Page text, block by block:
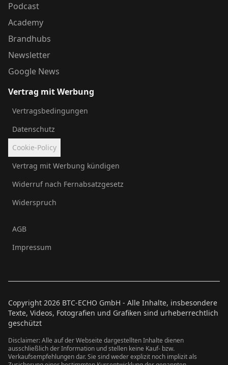
Podcast
Academy
Brandhubs
Newsletter
Google News
Vertrag mit Werbung
Vertragsbedingungen
Datenschutz
Cookie-Policy
Vertrag mit Werbung kündigen
Widerruf nach Fernabsatzgesetz
Widerspruch
AGB
Impressum
Copyright 2026 BTC-ECHO GmbH - Alle Inhalte, insbesondere
Texte, Videos, Fotografien und Grafiken sind urheberrechtlich
geschützt
Disclaimer: Alle auf der Webseite dargestellten Inhalte dienen
ausschließlich der Information und stellen keine Kauf- bzw.
Verkaufsempfehlungen dar. Sie sind weder explizit noch implizit als